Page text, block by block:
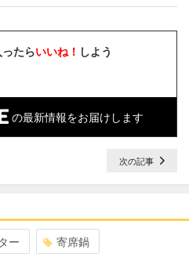
たらいいね！ しよう
の最新情報をお届けします
次の記事
ー 寄席鍋